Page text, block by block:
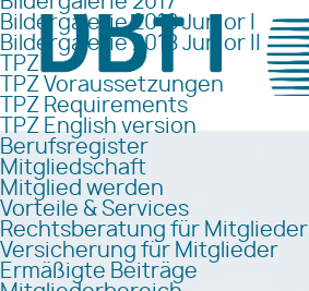
Bildergalerie 2018 Junior I
Bildergalerie 2018 Junior II
TPZ
TPZ Voraussetzungen
TPZ Requirements
TPZ English version
Berufsregister
Mitgliedschaft
Mitglied werden
Vorteile & Services
Rechtsberatung für Mitglieder
Versicherung für Mitglieder
Ermäßigte Beiträge